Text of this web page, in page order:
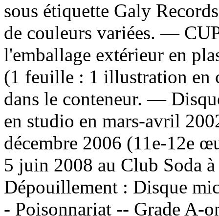
sous étiquette Galy
de couleurs variées. —
l'emballage extérieur en
(1 feuille : 1 illustration en
dans le conteneur. —
en studio en mars-avril
décembre 2006 (11e-12e
5 juin 2008 au Club Soda
Dépouillement : Disque
- Poisonnariat -- Grade A-